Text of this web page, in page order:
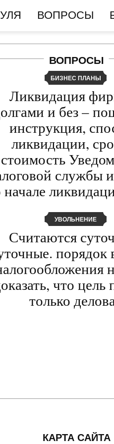
ВОПРОСЫ
ВОПРОСЫ
БИЗНЕС ПЛАНЫ
Ликвидация
и без –
инструкция,
ликвидации,
стоимость
службы
начале
УВОЛЬНЕНИЕ
Считаются
порядок
что цель
только
КАРТА САЙТА